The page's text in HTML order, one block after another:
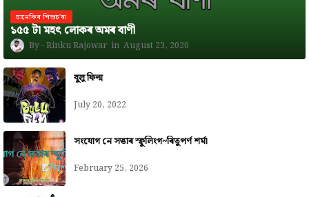
চানেকিৰ শিশুচ'ৰা
১৫৫ টা মহৎ লোকৰ অমৰ বাণী
Rinku Rajowar August 23, 2020
বুলু ফিল্ম
July 20, 2022
সংযোগ নে সত্তাৰ স্ফুলিংগ~ৰিতুপৰ্ণ শৰ্মা
February 25, 2026